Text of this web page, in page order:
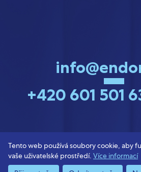
+420 601 501
Tento web používá soubory cookie, aby
vaše uživatelské prostředí. Více informací